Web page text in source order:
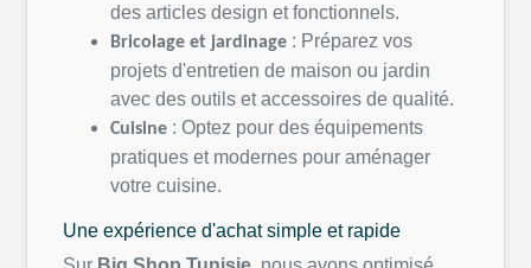
des articles design etfonctionnels
Bricolage et jardinage : Préparez vos
projets d'entretien de maison ou jardin
avec des outils et accessoires de qualité
Cuisine : Optez pour des équipements
pratiques et modernes pour aménager
votre cuisine.
Une expérience d'achatsimple et rapide
Sur Big Shop Tunisie , nous avons optimisé